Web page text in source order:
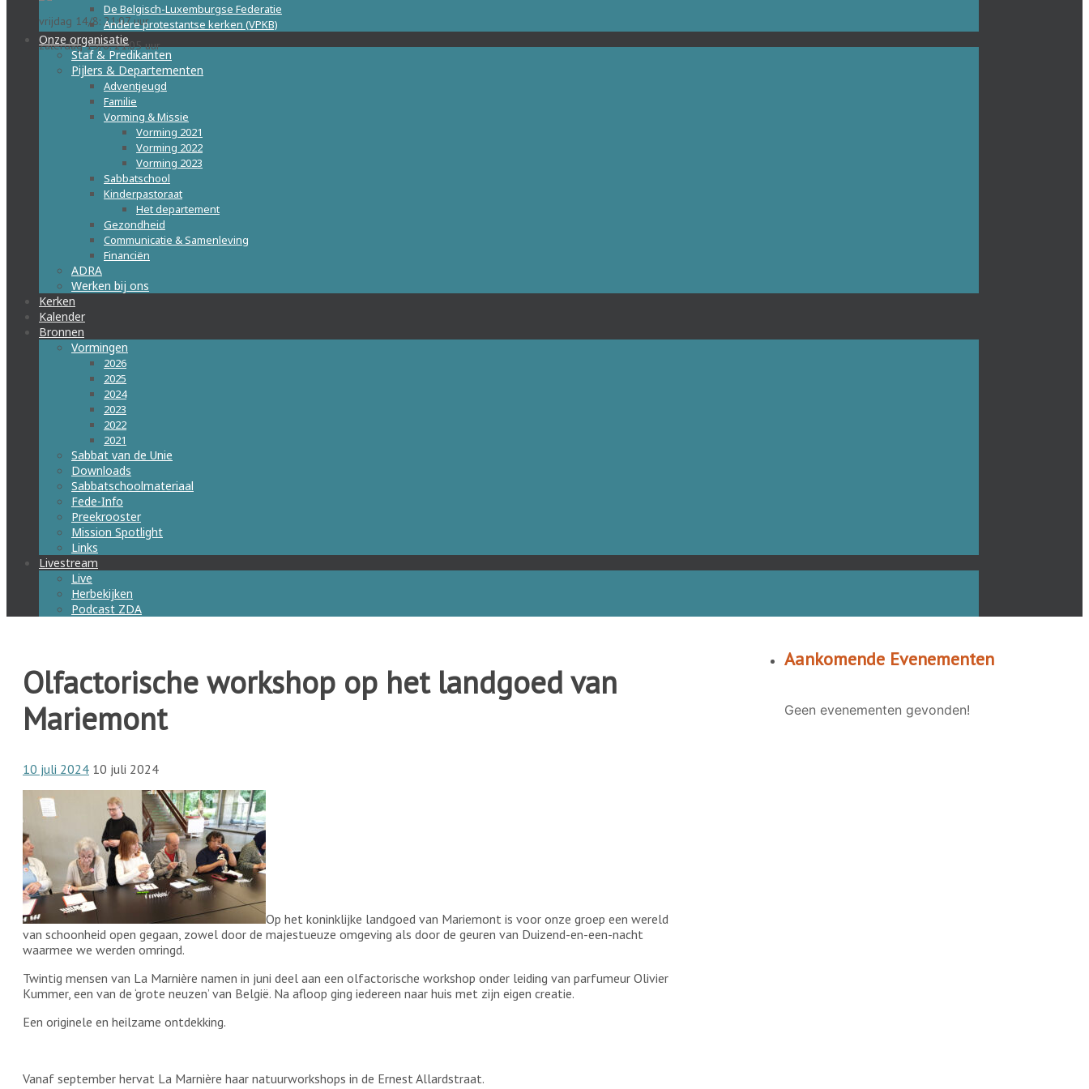
vrijdag 14/8: 21:07 uur
zaterdag 15/8: 21:05 uur
De Belgisch-Luxemburgse Federatie
Andere protestantse kerken (VPKB)
Onze organisatie
Staf & Predikanten
Pijlers & Departementen
Adventjeugd
Familie
Vorming & Missie
Vorming 2021
Vorming 2022
Vorming 2023
Sabbatschool
Kinderpastoraat
Het departement
Gezondheid
Communicatie & Samenleving
Financiën
ADRA
Werken bij ons
Kerken
Kalender
Bronnen
Vormingen
2026
2025
2024
2023
2022
2021
Sabbat van de Unie
Downloads
Sabbatschoolmateriaal
Fede-Info
Preekrooster
Mission Spotlight
Links
Livestream
Live
Herbekijken
Podcast ZDA
Olfactorische workshop op het landgoed van
Mariemont
10 juli 2024 10 juli 2024
Op het koninklijke landgoed van Mariemont is voor onze groep een wereld
van schoonheid open gegaan, zowel door de majestueuze omgeving als door de geuren van Duizend-en-een-nacht
waarmee we werden omringd.
Twintig mensen van La Marnière namen in juni deel aan een olfactorische workshop onder leiding van parfumeur Olivier
Kummer, een van de ‘grote neuzen’ van België. Na afloop ging iedereen naar huis met zijn eigen creatie.
Een originele en heilzame ontdekking.
Vanaf september hervat La Marnière haar natuurworkshops in de Ernest Allardstraat.
Aankomende Evenementen
Geen evenementen gevonden!